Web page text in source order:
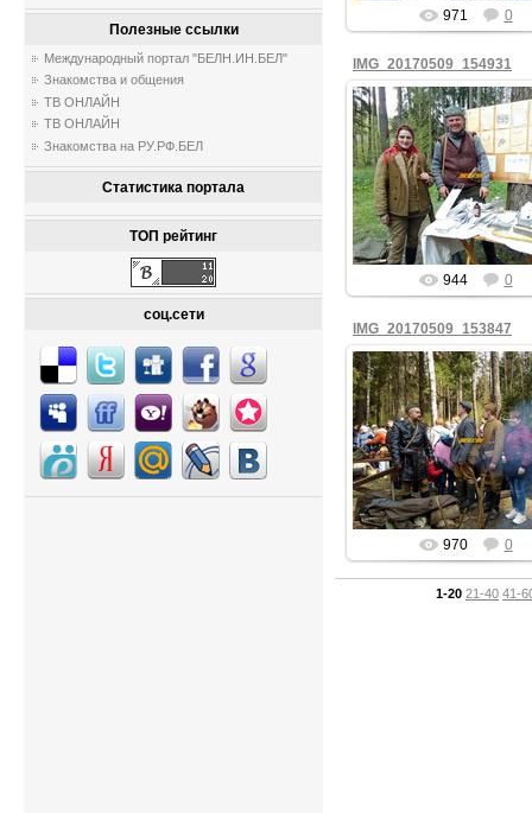
Полезные ссылки
Международный портал "БЕЛН.ИН.БЕЛ"
Знакомства и общения
ТВ ОНЛАЙН
ТВ ОНЛАЙН
Знакомства на РУ.РФ.БЕЛ
Статистика портала
ТОП рейтинг
соц.сети
971 0
IMG_20170509_154931
09.05.2017
fiesta
944 0
IMG_20170509_153847
09.05.2017
fiesta
970 0
1-20 21-40 41-